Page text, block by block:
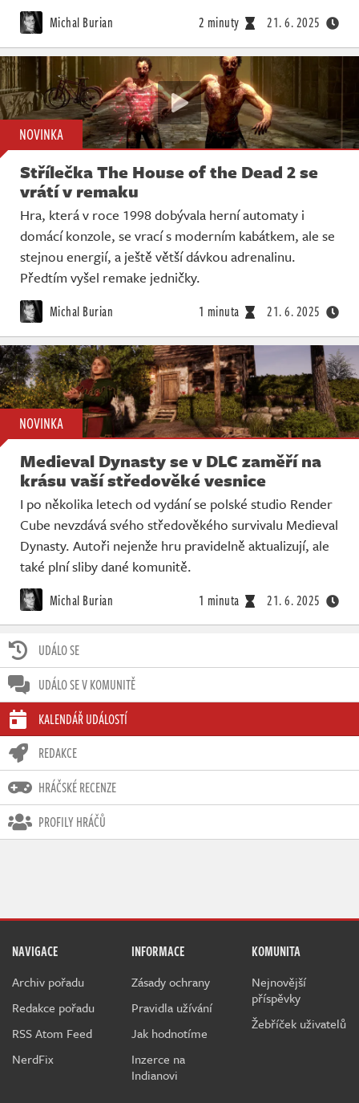
UDÁLO SE
UDÁLO SE V KOMUNITĚ
KALENDÁŘ UDÁLOSTÍ
REDAKCE
HRÁČSKÉ RECENZE
PROFILY HRÁČŮ
Michal Burian 2 minuty 21. 6. 2025
NOVINKA
Střílečka The House of the Dead 2 se
vrátí v remaku
Hra, která v roce 1998 dobývala herní automaty i
domácí konzole, se vrací s moderním kabátkem, ale se
stejnou energií, a ještě větší dávkou adrenalinu.
Předtím vyšel remake jedničky.
Michal Burian 1 minuta 21. 6. 2025
NOVINKA
Medieval Dynasty se v DLC zaměří na
krásu vaší středověké vesnice
I po několika letech od vydání se polské studio Render
Cube nevzdává svého středověkého survivalu Medieval
Dynasty. Autoři nejenže hru pravidelně aktualizují, ale
také plní sliby dané komunitě.
Michal Burian 1 minuta 21. 6. 2025
NAVIGACE
Archiv pořadu
Redakce pořadu
RSS Atom Feed
NerdFix
INFORMACE
Zásady ochrany
Pravidla užívání
Jak hodnotíme
Inzerce na
Indianovi
KOMUNITA
Nejnovější
příspěvky
Žebříček uživatelů